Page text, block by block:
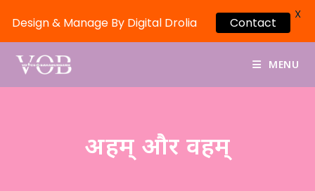
MENU
अहम् और वहम्
Design & Manage By Digital Drolia Contact X